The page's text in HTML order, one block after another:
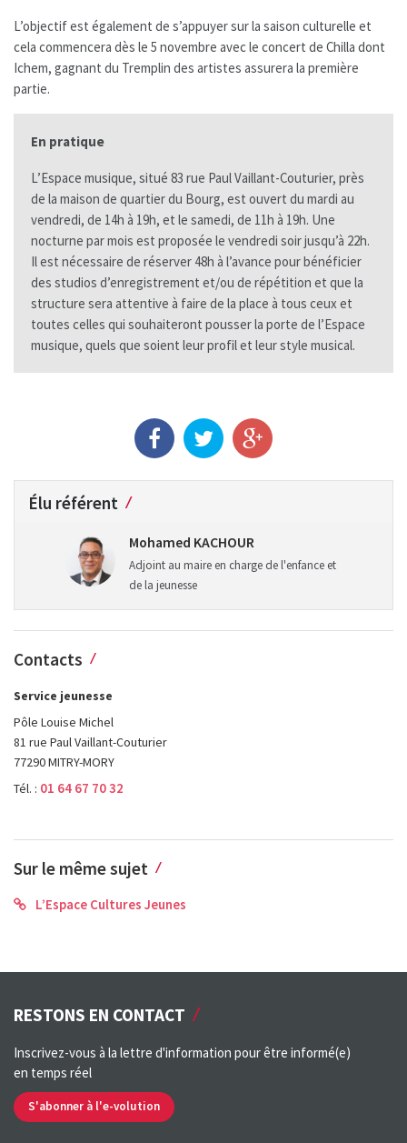
L’objectif est également de s’appuyer sur la saison culturelle et
cela commencera dès le 5 novembre avec le concert de Chilla dont
Ichem, gagnant du Tremplin des artistes assurera la première
partie.
En pratique
L’Espace musique, situé 83 rue Paul Vaillant-Couturier, près
de la maison de quartier du Bourg, est ouvert du mardi au
vendredi, de 14h à 19h, et le samedi, de 11h à 19h. Une
nocturne par mois est proposée le vendredi soir jusqu’à 22h.
Il est nécessaire de réserver 48h à l’avance pour bénéficier
des studios d’enregistrement et/ou de répétition et que la
structure sera attentive à faire de la place à tous ceux et
toutes celles qui souhaiteront pousser la porte de l’Espace
musique, quels que soient leur profil et leur style musical.
Élu référent
Mohamed KACHOUR
Adjoint au maire en charge de l'enfance et
de la jeunesse
Contacts
Service jeunesse
Pôle Louise Michel
81 rue Paul Vaillant-Couturier
77290 MITRY-MORY
Tél. : 01 64 67 70 32
Sur le même sujet
L’Espace Cultures Jeunes
RESTONS EN CONTACT
Inscrivez-vous à la lettre d'information pour être informé(e)
en temps réel
S'abonner à l'e-volution